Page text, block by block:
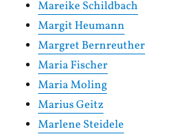
Mareike Schildbach
Margit Heumann
Margret Bernreuther
Maria Fischer
Maria Moling
Marius Geitz
Marlene Steidele